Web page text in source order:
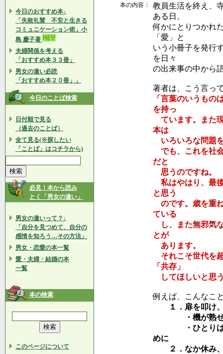
今日のおすすめ本↓
「失敗礼賛 不安と生きる
コミュニケーション術」小
島 慶子著
夫婦関係を考える
「おすすめ本３３冊」
男女の違い必読
「おすすめ本２０冊」」
今日のことば検索
日付順で見る
（過去のことば）
全て見る(※探したい
「ことば」はコチラから)
必見！本から読み
とく「男女の違い」
男女の違いって？↓
「自分を見つめて、自分の
感情を知ろう…その方法」
男女・恋愛の本一覧
愛・夫婦・結婚の本
一覧
本の検索
このページについて
本の内容：
教員生活を終え、
ある日、
何かにとりつかれ
「愛」と
いう小冊子を発行
を日々
の出来事の中から
著者は、こう言っ
「言葉のいうもの
を持っ
ています。また
本は
いろいろな問題
でも、これを社
だと
思うのですね。
私はやはり、最
と思う
のです。歳を重
ている
し、また無邪気
とが
あります。
それこそ世代を
「共存」
してほしいと思
例えば、こんなこ
１．扉を叩け、
・機が熟せば
・ひとりはみ
めに
２．なか休み、